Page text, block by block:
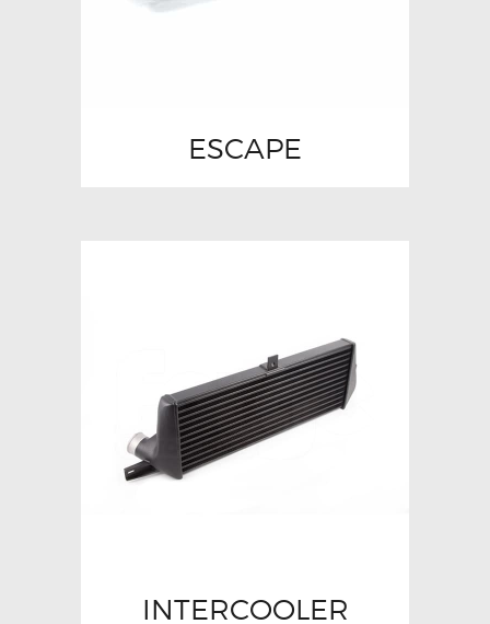
ESCAPE
INTERCOOLER